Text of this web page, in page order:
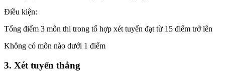
Điều kiện:
Tổng điểm 3 môn thi trong tổ hợp xét tuyển đạt từ 15 điểm trở lên
Không có môn nào dưới 1 điểm
3. Xét tuyển thẳng